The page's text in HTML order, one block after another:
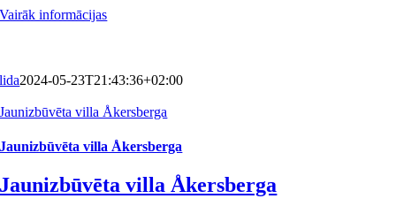
Vairāk informācijas
lida2024-05-23T21:43:36+02:00
Jaunizbūvēta villa Åkersberga
Jaunizbūvēta villa Åkersberga
Jaunizbūvēta villa Åkersberga